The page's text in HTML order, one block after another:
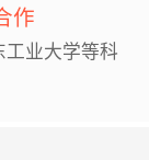
作
工业大学等科